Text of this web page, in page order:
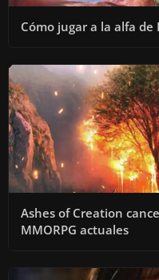
Cómo jugar a la alfa
Ashes of Creation
MMORPG actuales